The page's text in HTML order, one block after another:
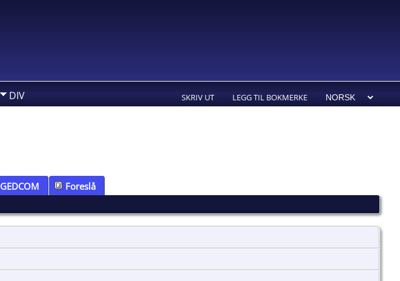
DIV SKRIV UT LEGG TIL BOKMERKE
GEDCOM
Foreslå